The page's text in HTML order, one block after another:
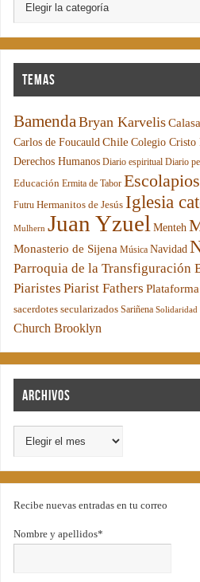
Temas
BamendaBryan Karvelis
Carlos de Foucauld Chile Colegio Cristo
Derechos Humanos Diario espiritual Diario
Educación Ermita de Tabor Escolapios
Futru Hermanitos de Jesús Iglesia
Mulhern Juan Yzuel Menteh
Monasterio de Sijena Música Navidad
Parroquia de la Transfiguración
Piaristes Piarist Fathers
sacerdotes secularizados Sariñena Solidaridad
Church Brooklyn
Archivos
Recibe nuevas entradas en tu correo
Nombre y apellidos*